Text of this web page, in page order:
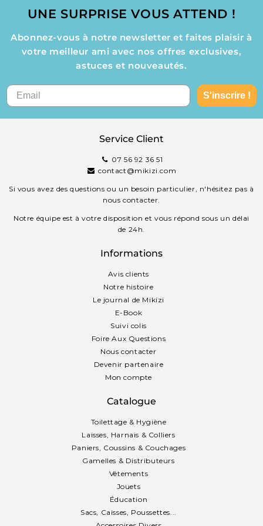
UNE SURPRISE VOUS ATTEND !
Abonnez-vous à notre newsletter et faites plaisir à
votre meilleur ami avec nos offres exclusives,
astuces et nouveautés.
S'inscrire !
Service Client
07 56 92 36 51
contact@mikizi.com
Si vous avez des questions ou un besoin particulier, n'hésitez pas à
nous contacter.
Notre équipe est à votre disposition et vous répond sous un délai
de 24h.
Informations
Avis clients
Notre histoire
Le journal de Mikizi
E-Book
Suivi colis
Foire Aux Questions
Nous contacter
Devenir partenaire
Mon compte
Catalogue
Toilettage & Hygiène
Laisses, Harnais & Colliers
Paniers, Coussins & Couchages
Gamelles & Distributeurs
Vêtements
Jouets
Éducation
Sacs, Caisses, Poussettes...